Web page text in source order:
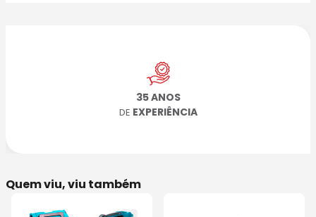
35 ANOS
DE EXPERIÊNCIA
Quem viu, viu também